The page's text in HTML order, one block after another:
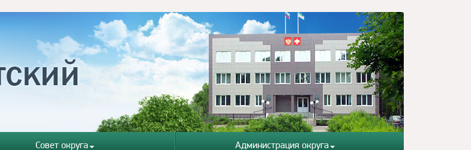
Совет округа Администрация округа